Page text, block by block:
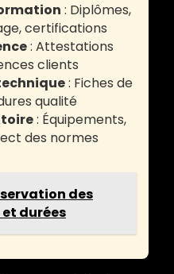
: Diplômes,
certifications
: Attestations
clients
: Fiches de
qualité
: Équipements,
des normes
des
durées